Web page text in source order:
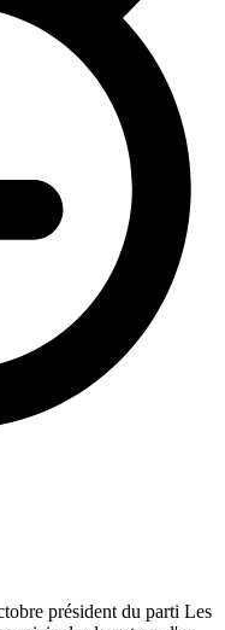
président du parti Les